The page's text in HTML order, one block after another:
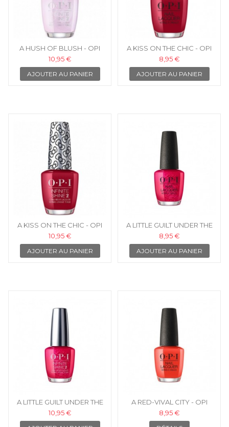
A HUSH OF BLUSH - OPI
VERNIS INFINITE SHINE
10,95 €
AJOUTER AU PANIER
A KISS ON THE CHIC - OPI
VERNIS À ONGLES
8,95 €
AJOUTER AU PANIER
A KISS ON THE CHIC - OPI
VERNIS INFINITE SHINE
10,95 €
AJOUTER AU PANIER
A LITTLE GUILT UNDER THE
KILT - OPI VERNIS À ONGLES
8,95 €
AJOUTER AU PANIER
A LITTLE GUILT UNDER THE
KILT - OPI VERNIS INFINITE
SHINE
10,95 €
A RED-VIVAL CITY - OPI
VERNIS À ONGLES
8,95 €